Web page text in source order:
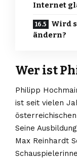
Internet
Wird
ändern?
Wer ist
Philipp
ist seit vielen
Seine
Max Reinhardt